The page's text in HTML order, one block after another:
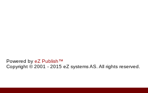
Powered by eZ Publish™
Copyright © 2001 - 2015 eZ systems AS. All rights reserved.